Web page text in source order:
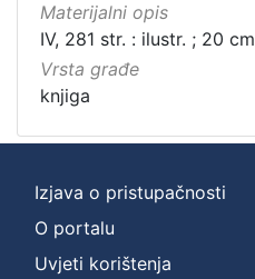
Materijalni opis
IV, 281 str. : ilustr. ; 20 cm
Vrsta građe
knjiga
Izjava o pristupačnosti
O portalu
Uvjeti korištenja